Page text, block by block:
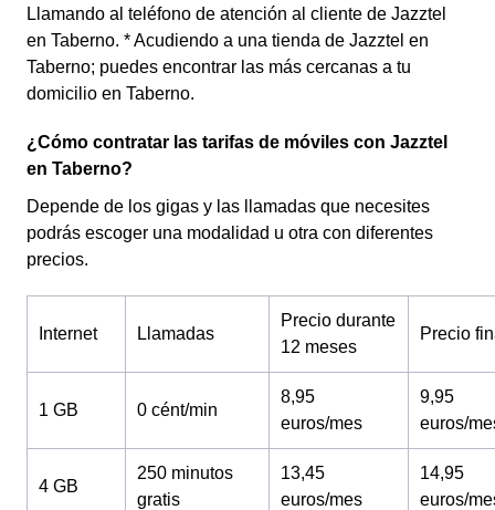
Llamando al teléfono de atención al cliente de Jazztel
en Taberno. * Acudiendo a una tienda de Jazztel en
Taberno; puedes encontrar las más cercanas a tu
domicilio en Taberno.
¿Cómo contratar las tarifas de móviles con Jazztel
en Taberno?
Depende de los gigas y las llamadas que necesites
podrás escoger una modalidad u otra con diferentes
precios.
Internet Llamadas
Precio durante
12 meses
Precio
1 GB 0 cént/min
8,95
euros/mes
9,95
euros/
4 GB
250 minutos
gratis
13,45
euros/mes
14,95
euros/